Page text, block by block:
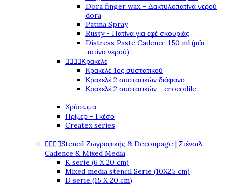
Dora finger wax - Δακτυλοπατίνα νερού
dora
Patina Spray
Rusty - Πατίνα για εφέ σκουριάς
Distress Paste Cadence 150 ml (μάτ
πατίνα νερού)
Κρακελέ
Κρακελέ 1ος συστατικού
Κρακελέ 2 συστατικών διάφανο
Κρακελέ 2 συστατικών - crocodile
Χρύσωμα
Πρίμερ - Γκέσο
Createx series
Stencil Ζωγραφικής & Decoupage | Στένσιλ
Cadence & Mixed Media
K serie (6 X 20 cm)
Mixed media stencil Serie (10X25 cm)
D serie (15 X 20 cm)